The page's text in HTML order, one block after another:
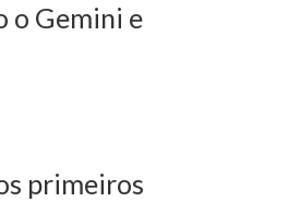
o Gemini e
primeiros